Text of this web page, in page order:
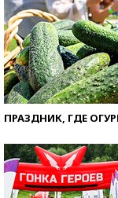
ПРАЗДНИК, ГДЕ